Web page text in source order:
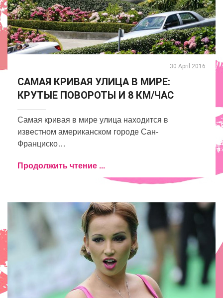
30 April 2016
САМАЯ КРИВАЯ УЛИЦА В МИРЕ:
КРУТЫЕ ПОВОРОТЫ И 8 КМ/ЧАС
Самая кривая в мире улица находится в
известном американском городе Сан-
Франциско…
Продолжить чтение ...